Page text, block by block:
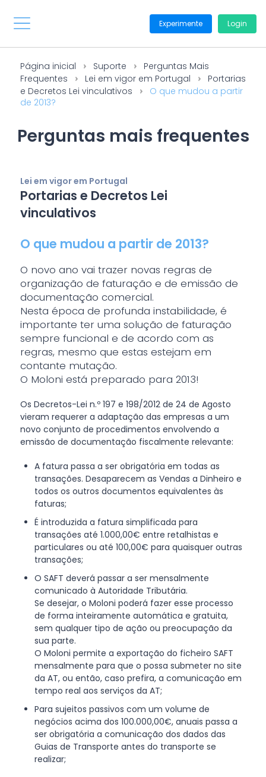
Experimente Login
Página inicial Suporte
Perguntas Mais
Frequentes
Lei em vigor em Portugal
Portarias
e Decretos Lei vinculativos
O que mudou a partir
de 2013?
Perguntas mais frequentes
Lei em vigor em Portugal
Portarias e Decretos Lei
vinculativos
O que mudou a partir de 2013?
O novo ano vai trazer novas regras de
organização de faturação e de emissão de
documentação comercial.
Nesta época de profunda instabilidade, é
importante ter uma solução de faturação
sempre funcional e de acordo com as
regras, mesmo que estas estejam em
contante mutação.
O Moloni está preparado para 2013!
Os Decretos-Lei n.º 197 e 198/2012 de 24 de Agosto
vieram requerer a adaptação das empresas a um
novo conjunto de procedimentos envolvendo a
emissão de documentação fiscalmente relevante:
A fatura passa a ser obrigatória em todas as
transações. Desaparecem as Vendas a Dinheiro e
todos os outros documentos equivalentes às
faturas;
É introduzida a fatura simplificada para
transações até 1.000,00€ entre retalhistas e
particulares ou até 100,00€ para quaisquer outras
transações;
O SAFT deverá passar a ser mensalmente
comunicado à Autoridade Tributária.
Se desejar, o Moloni poderá fazer esse processo
de forma inteiramente automática e gratuita,
sem qualquer tipo de ação ou preocupação da
sua parte.
O Moloni permite a exportação do ficheiro SAFT
mensalmente para que o possa submeter no site
da AT, ou então, caso prefira, a comunicação em
tempo real aos serviços da AT;
Para sujeitos passivos com um volume de
negócios acima dos 100.000,00€, anuais passa a
ser obrigatória a comunicação dos dados das
Guias de Transporte antes do transporte se
realizar;